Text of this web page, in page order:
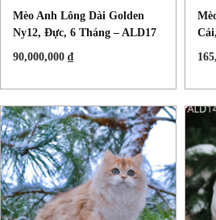
Mèo Anh Lông Dài Golden
Ny12, Đực, 6 Tháng – ALD17
90,000,000 ₫